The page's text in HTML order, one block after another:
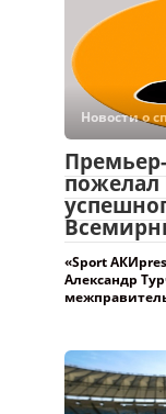
Новости о
пожелал
«Sport
Александр